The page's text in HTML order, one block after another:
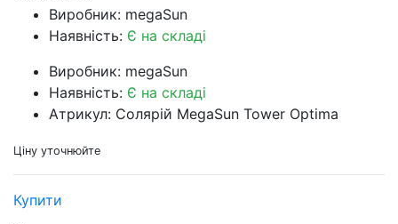
Виробник: megaSun
Наявність: Є на складі
Виробник: megaSun
Наявність: Є на складі
Атрикул: Солярій MegaSun Tower Optima
Ціну уточнюйте
Купити